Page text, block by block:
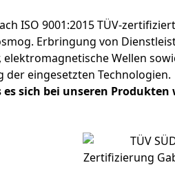
ISO 9001:2015 TÜV-
Erbringung von
Wellen
eingesetzten Technologien.
sich bei unseren